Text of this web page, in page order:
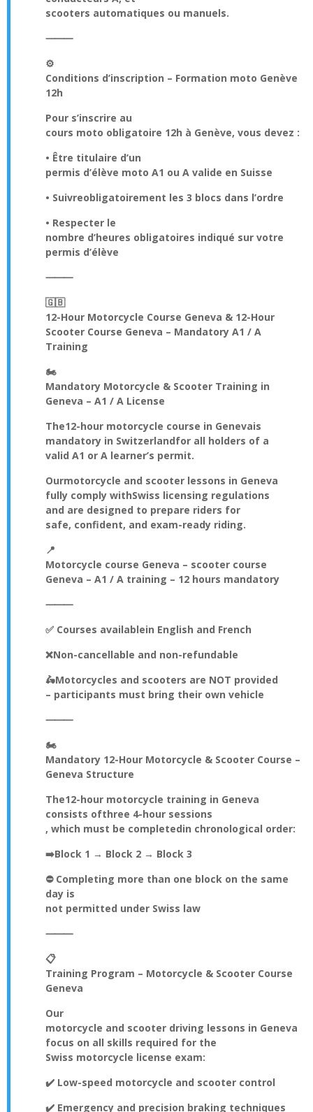
scooters automatiques ou manuels.
⸻
⚙️
Conditions d’inscription – Formation moto Genève
12h
Pour s’inscrire au
cours moto obligatoire 12h à Genève, vous devez :
• Être titulaire d’un
permis d’élève moto A1 ou A valide en Suisse
• Suivreobligatoirement les 3 blocs dans l’ordre
• Respecter le
nombre d’heures obligatoires indiqué sur votre
permis d’élève
⸻
🇬🇧
12-Hour Motorcycle Course Geneva & 12-Hour
Scooter Course Geneva – Mandatory A1 / A
Training
🏍️
Mandatory Motorcycle & Scooter Training in
Geneva – A1 / A License
The12-hour motorcycle course in Genevais
mandatory in Switzerlandfor all holders of a
valid A1 or A learner’s permit.
Ourmotorcycle and scooter lessons in Geneva
fully comply withSwiss licensing regulations
and are designed to prepare riders for
safe, confident, and exam-ready riding.
📍
Motorcycle course Geneva – scooter course
Geneva – A1 / A training – 12 hours mandatory
⸻
✅ Courses availablein English and French
❌Non-cancellable and non-refundable
🛵Motorcycles and scooters are NOT provided
– participants must bring their own vehicle
⸻
🏍️
Mandatory 12-Hour Motorcycle & Scooter Course –
Geneva Structure
The12-hour motorcycle training in Geneva
consists ofthree 4-hour sessions
, which must be completedin chronological order:
➡️Block 1 → Block 2 → Block 3
⛔ Completing more than one block on the same
day is
not permitted under Swiss law
⸻
📋
Training Program – Motorcycle & Scooter Course
Geneva
Our
motorcycle and scooter driving lessons in Geneva
focus on all skills required for the
Swiss motorcycle license exam:
✔️ Low-speed motorcycle and scooter control
✔️ Emergency and precision braking techniques